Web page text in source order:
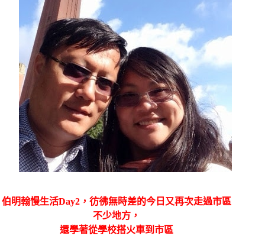
伯明翰慢生活Day2，彷彿無時差的今日又再次走過市區
不少地方，
還學著從學校搭火車到市區